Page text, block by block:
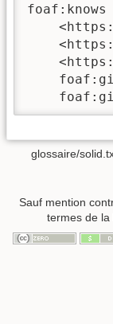
foaf:knows
glossaire/
Sauf mention
termes de la